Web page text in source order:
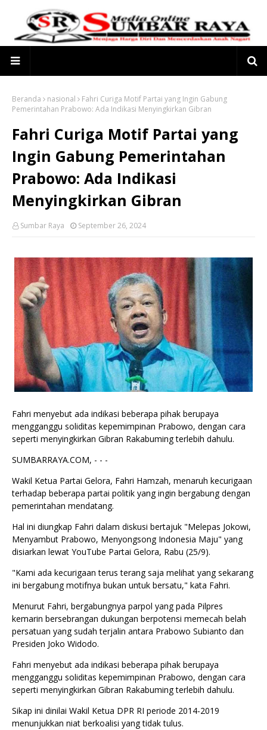
Beranda nasional
Fahri Curiga Motif Partai yang Ingin Gabung
Pemerintahan Prabowo: Ada Indikasi Menyingkirkan Gibran
Fahri Curiga Motif Partai yang
Ingin Gabung Pemerintahan
Prabowo: Ada Indikasi
Menyingkirkan Gibran
Sumbar Raya September 26, 2024
Fahri menyebut ada indikasi beberapa pihak berupaya
mengganggu soliditas kepemimpinan Prabowo, dengan cara
seperti menyingkirkan Gibran Rakabuming terlebih dahulu.
SUMBARRAYA.COM, - - -
Wakil Ketua Partai Gelora, Fahri Hamzah, menaruh kecurigaan
terhadap beberapa partai politik yang ingin bergabung dengan
pemerintahan mendatang.
Hal ini diungkap Fahri dalam diskusi bertajuk "Melepas Jokowi,
Menyambut Prabowo, Menyongsong Indonesia Maju" yang
disiarkan lewat YouTube Partai Gelora, Rabu (25/9).
"Kami ada kecurigaan terus terang saja melihat yang sekarang
ini bergabung motifnya bukan untuk bersatu," kata Fahri.
Menurut Fahri, bergabungnya parpol yang pada Pilpres
kemarin bersebrangan dukungan berpotensi memecah belah
persatuan yang sudah terjalin antara Prabowo Subianto dan
Presiden Joko Widodo.
Fahri menyebut ada indikasi beberapa pihak berupaya
mengganggu soliditas kepemimpinan Prabowo, dengan cara
seperti menyingkirkan Gibran Rakabuming terlebih dahulu.
Sikap ini dinilai Wakil Ketua DPR RI periode 2014-2019
menunjukkan niat berkoalisi yang tidak tulus.